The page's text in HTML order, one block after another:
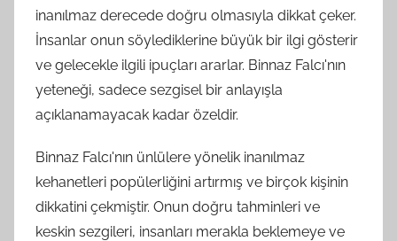
inanılmaz derecede doğru olmasıyla dikkat çeker.
İnsanlar onun söylediklerine büyük bir ilgi gösterir
ve gelecekle ilgili ipuçları ararlar. Binnaz Falcı'nın
yeteneği, sadece sezgisel bir anlayışla
açıklanamayacak kadar özeldir.
Binnaz Falcı'nın ünlülere yönelik inanılmaz
kehanetleri popülerliğini artırmış ve birçok kişinin
dikkatini çekmiştir. Onun doğru tahminleri ve
keskin sezgileri, insanları merakla beklemeye ve